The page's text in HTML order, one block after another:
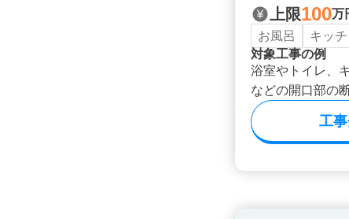
上限100万
お風呂
キッ
対象工事の例
浴室やトイレ、
などの開口部の
工